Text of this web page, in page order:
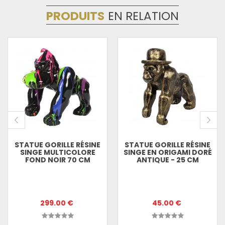
PRODUITS EN RELATION
STATUE GORILLE RÉSINE
SINGE MULTICOLORE
FOND NOIR 70 CM
299.00 €
STATUE GORILLE RÉSINE
SINGE EN ORIGAMI DORÉ
ANTIQUE - 25 CM
45.00 €